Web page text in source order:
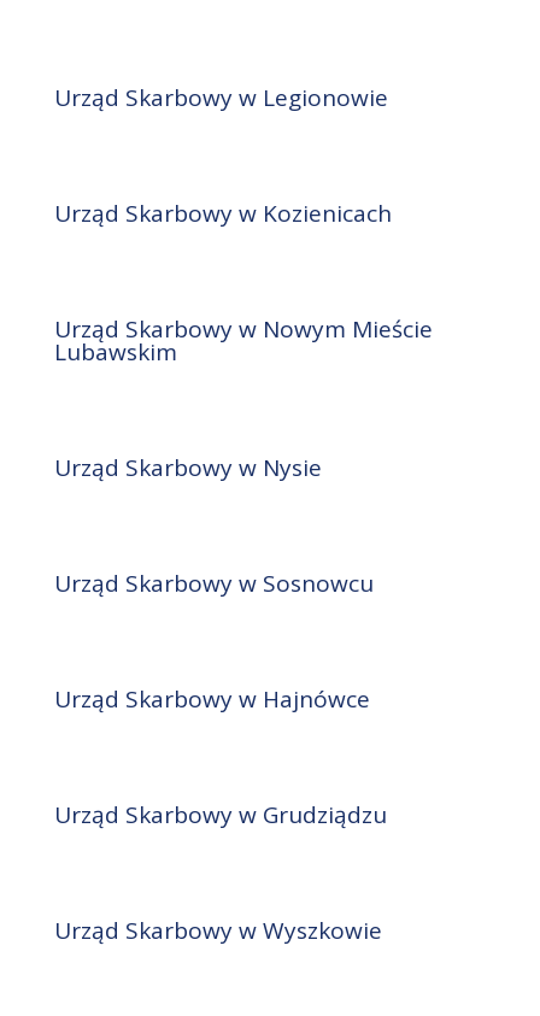
Urząd Skarbowy w Legionowie
Urząd Skarbowy w Kozienicach
Urząd Skarbowy w Nowym Mieście
Lubawskim
Urząd Skarbowy w Nysie
Urząd Skarbowy w Sosnowcu
Urząd Skarbowy w Hajnówce
Urząd Skarbowy w Grudziądzu
Urząd Skarbowy w Wyszkowie